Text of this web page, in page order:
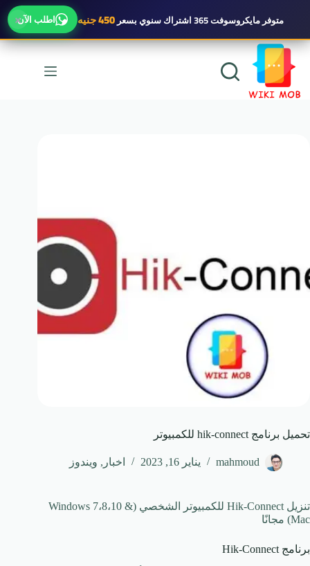
× متوفرمايكروسوفت 365 اشتراك سنوي بسعر450 جنيه اطلب الآن
التجاوز
المحتوى
تحميل برنامج hik-connect للكمبيوتر
mahmoud يناير 16, 2023 اخبار , ويندوز
تنزيل Hik-Connect للكمبيوتر الشخصي (Windows 7،8،10 &
Mac) مجانًا
برنامج Hik-Connect